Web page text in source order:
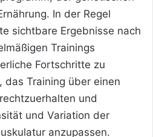
In der Regel
sichtbare Ergebnisse nach
Trainings
Fortschritte zu
das Training über einen
und
und Variation der
anzupassen.